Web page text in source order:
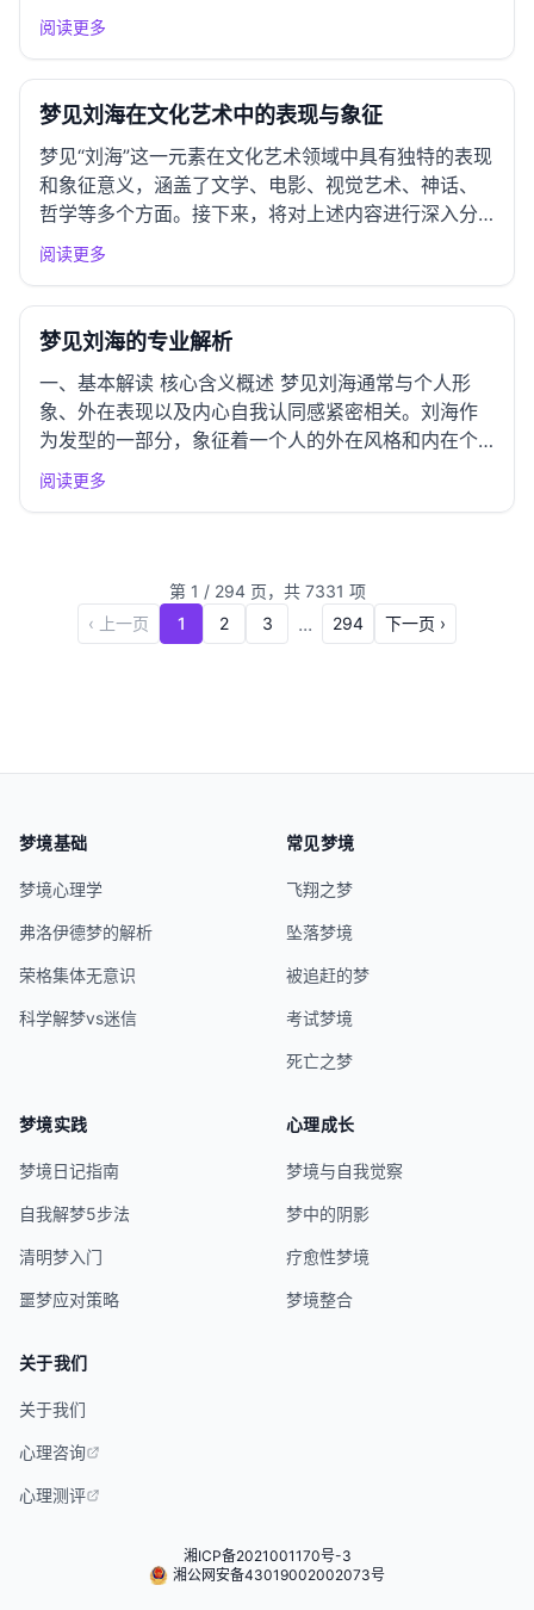
阳具不仅是生理象征，更是男性特征、权威和控制的
权力的关注，或是对这些领域的压抑和焦虑。 防御机
制与象征 梦中阳具的...
阅读更多
梦见刘海在文化艺术中的表现与象征
梦见“刘海”这一元素在文化艺术领域中具有独特的表现
和象征意义，涵盖了文学、电影、视觉艺术、神话、
哲学等多个方面。接下来，将对上述内容进行深入分
析。 一、文学作品中的表现 古典文学呈现 在中国古
如，李白的《梦游天姥吟留别》中，梦境的描写不仅
反映了诗人的理想...
阅读更多
梦见刘海的专业解析
一、基本解读 核心含义概述 梦见刘海通常与个人形
象、外在表现以及内心自我认同感紧密相关。刘海作
为发型的一部分，象征着一个人的外在风格和内在个
性。当梦中出现刘海时，可能暗示梦者在探索自身形
阅读更多
第 1 / 294页，共 7331 项
‹ 上一页
1 2 3 ... 294 下一页 ›
梦境基础
梦境心理学
弗洛伊德梦的解析
荣格集体无意识
科学解梦vs迷信
常见梦境
飞翔之梦
坠落梦境
被追赶的梦
考试梦境
死亡之梦
梦境实践
梦境日记指南
自我解梦5步法
清明梦入门
噩梦应对策略
心理成长
梦境与自我觉察
梦中的阴影
疗愈性梦境
梦境整合
关于我们
关于我们
心理咨询
心理测评
湘ICP备2021001170号-3
湘公网安备43019002002073号